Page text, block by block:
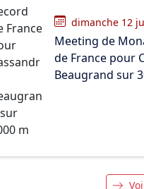
dimanche 12
Meeting de
de France pour
Beaugrand sur